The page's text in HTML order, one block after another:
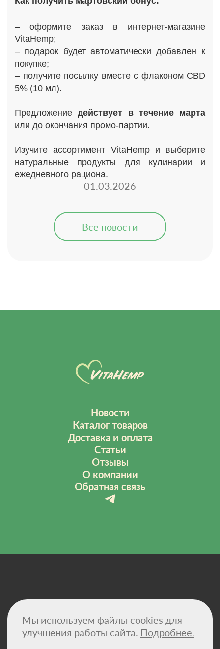
– оформите заказ в интернет-магазине
VitaHemp;
– подарок будет автоматически добавлен к
покупке;
– получите посылку вместе с флаконом CBD
5% (10 мл).
Предложениедействует в течение марта
или до окончания промо-партии.
Изучите ассортимент VitaHemp и выберите
натуральные продукты для кулинарии и
ежедневного рациона.
01.03.2026
Все новости
Новости
Каталог товаров
Доставка и оплата
Статьи
Отзывы
О компании
Обратная связь
Договор-оферта
Сертификаты
Реквизиты компании
Мы используем файлы cookies для
улучшения работы сайта. Подробнее.